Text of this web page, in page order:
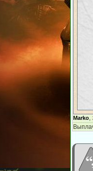
Marko,